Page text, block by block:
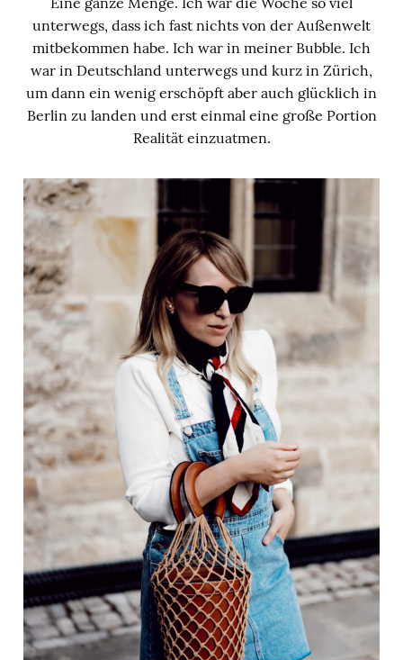
unterwegs, dass ich fast nichts von der Außenwelt
mitbekommen habe. Ich war in meiner Bubble. Ich
war in Deutschland unterwegs und kurz in Zürich,
um dann ein wenig erschöpft aber auch glücklich in
Berlin zu landen und erst einmal eine große Portion
Realität einzuatmen.